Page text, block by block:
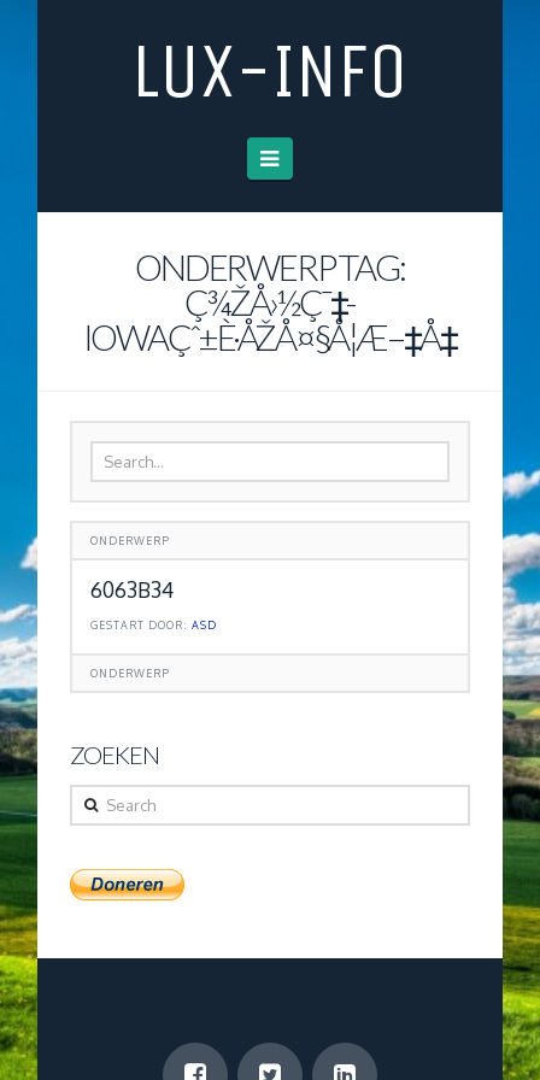
LUX-INFO
Navigation
ONDERWERP TAG:
Ç¾ŽÅ›½Ç¯‡-
IOWAÇˆ±È·ÅŽÅ¤§Å­¦Æ–‡Å‡­
ONDERWERP
6063B34
GESTART DOOR:ASD
ONDERWERP
ZOEKEN
Search